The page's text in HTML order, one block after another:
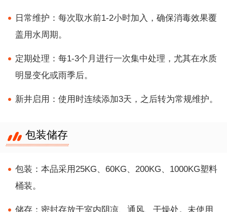
日常维护：每次取水前1-2小时加入，确保消毒效果覆
盖用水周期。
定期处理：每1-3个月进行一次集中处理，尤其在水质
明显变化或雨季后。
新井启用：使用时连续添加3天，之后转为常规维护。
包装储存
包装：本品采用25KG、60KG、200KG、1000KG塑料
桶装。
储存：密封存放于室内阴凉、通风、干燥处。未使用